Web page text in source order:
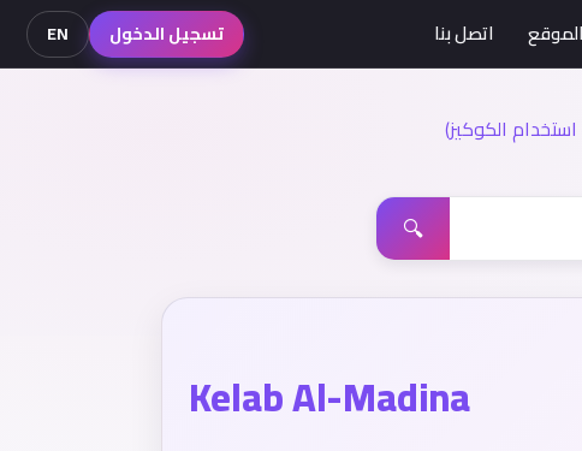
الكوكيز)
اتصل بنا تسجيل الدخول EN
🔍
Kelab Al-Madina